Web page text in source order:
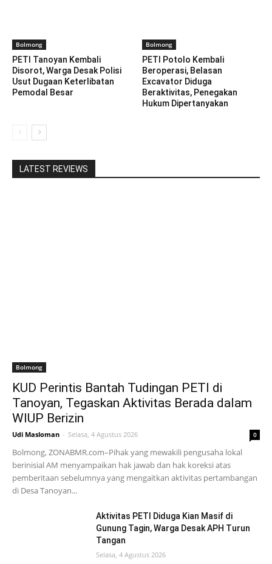
Bolmong
PETI Tanoyan Kembali
Disorot, Warga Desak Polisi
Usut Dugaan Keterlibatan
Pemodal Besar
Bolmong
PETI Potolo Kembali
Beroperasi, Belasan
Excavator Diduga
Beraktivitas, Penegakan
Hukum Dipertanyakan
LATEST REVIEWS
Bolmong
KUD Perintis Bantah Tudingan PETI di
Tanoyan, Tegaskan Aktivitas Berada dalam
WIUP Berizin
Udi Masloman - Selasa, 4 Agustus 2026 0
Bolmong, ZONABMR.com–Pihak yang mewakili pengusaha lokal
berinisial AM menyampaikan hak jawab dan hak koreksi atas
pemberitaan sebelumnya yang mengaitkan aktivitas pertambangan
di Desa Tanoyan...
Aktivitas PETI Diduga Kian Masif di
Gunung Tagin, Warga Desak APH Turun
Tangan
Selasa, 4 Agustus 2026